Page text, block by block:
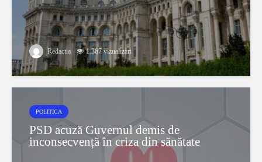
Redactia 1.367 vizualizări
POLITICA
PSD acuză Guvernul demis de
inconsecvență în criza din sănătate